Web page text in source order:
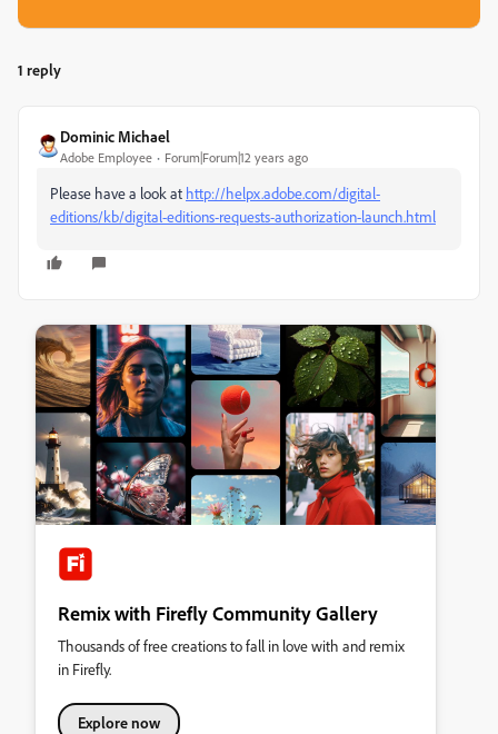
1 reply
Dominic Michael
Adobe Employee Forum|Forum|12 years ago
Please have a look at http://helpx.adobe.com/digital-
editions/kb/digital-editions-requests-authorization-launch.html
Remix with Firefly Community Gallery
Thousands of free creations to fall in love with and remix
in Firefly.
Explore now